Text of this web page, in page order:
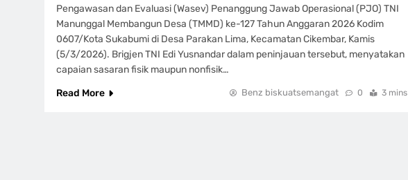
Pengawasan dan Evaluasi (Wasev) Penanggung Jawab Operasional (PJO) TNI
Manunggal Membangun Desa (TMMD) ke-127 Tahun Anggaran 2026 Kodim
0607/Kota Sukabumi di Desa Parakan Lima, Kecamatan Cikembar, Kamis
(5/3/2026). Brigjen TNI Edi Yusnandar dalam peninjauan tersebut, menyatakan
capaian sasaran fisik maupun nonfisik…
Read More
Benz biskuatsemangat 0 3 mins